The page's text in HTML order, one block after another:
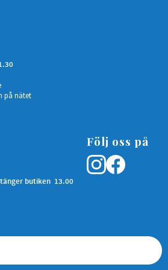
på nätet
butiken 13.00
Följ oss på